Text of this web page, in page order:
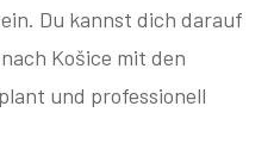
Du kannst dich darauf
Košice mit den
und professionell